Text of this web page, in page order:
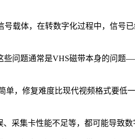
载体，在转数字化过程中，信号
问题通常是VHS磁带本身的问
，修复难度比现代视频格式要低
采集卡性能不足等，都可能导致